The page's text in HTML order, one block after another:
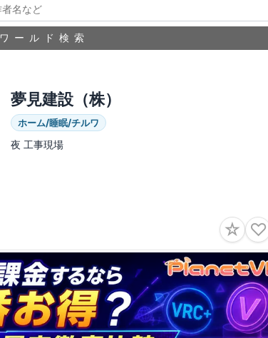
ワールド検索
夢見建設（株）
ホーム/睡眠/チルワ
夜 工事現場
☆ ♡